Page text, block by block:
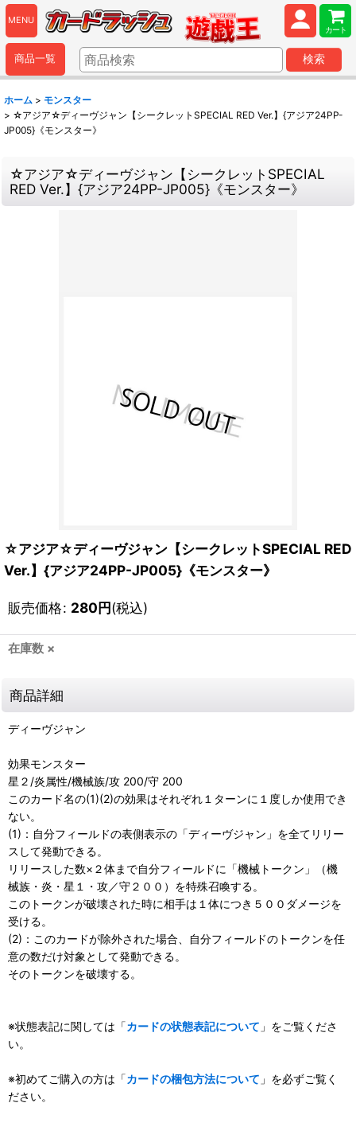
MENU
カート
商品一覧 検索
ホーム > モンスター
> ☆アジア☆ディーヴジャン【シークレットSPECIAL RED Ver.】{アジア24PP-
JP005}《モンスター》
☆アジア☆ディーヴジャン【シークレットSPECIAL
RED Ver.】{アジア24PP-JP005}《モンスター》
☆アジア☆ディーヴジャン【シークレットSPECIAL RED
Ver.】{アジア24PP-JP005}《モンスター》
販売価格: 280円(税込)
在庫数 ×
商品詳細
ディーヴジャン
効果モンスター
星２/炎属性/機械族/攻 200/守 200
このカード名の(1)(2)の効果はそれぞれ１ターンに１度しか使用でき
ない。
(1)：自分フィールドの表側表示の「ディーヴジャン」を全てリリー
スして発動できる。
リリースした数×２体まで自分フィールドに「機械トークン」（機
械族・炎・星１・攻／守２００）を特殊召喚する。
このトークンが破壊された時に相手は１体につき５００ダメージを
受ける。
(2)：このカードが除外された場合、自分フィールドのトークンを任
意の数だけ対象として発動できる。
そのトークンを破壊する。
※状態表記に関しては「カードの状態表記について 」をご覧くださ
い。
※初めてご購入の方は「カードの梱包方法について 」を必ずご覧く
ださい。